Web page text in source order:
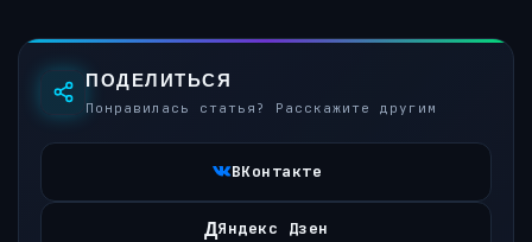
ПОДЕЛИТЬСЯ
Понравилась статья? Расскажите другим
ВКонтакте
ДЯндекс Дзен